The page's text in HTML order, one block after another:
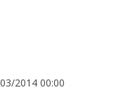
2014 00:00